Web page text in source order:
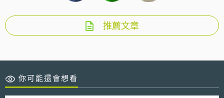
推薦文章
你可能還會想看